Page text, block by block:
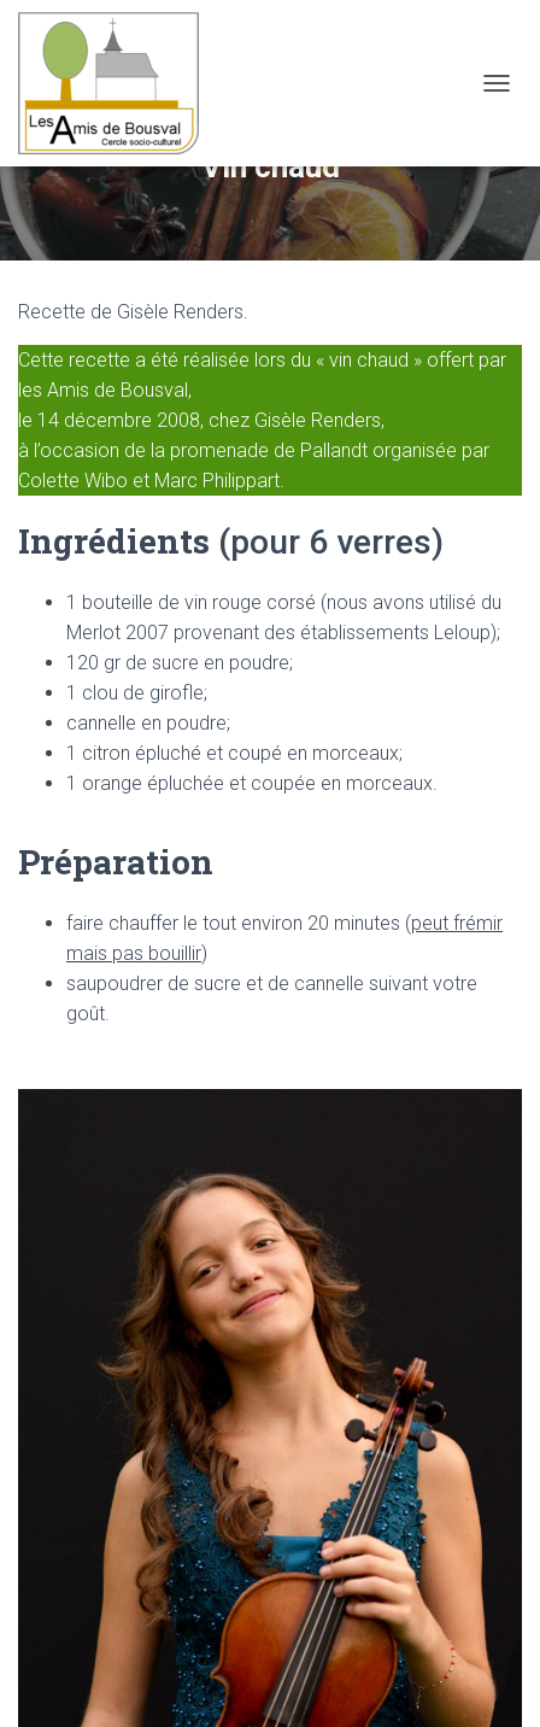
Vin chaud
Recette de Gisèle Renders.
Cette recette a été réalisée lors du « vin chaud » offert par
les Amis de Bousval,
le 14 décembre 2008, chez Gisèle Renders,
à l’occasion de la promenade de Pallandt organisée par
Colette Wibo et Marc Philippart.
Ingrédients (pour 6 verres)
1 bouteille de vin rouge corsé (nous avons utilisé du
Merlot 2007 provenant des établissements Leloup);
120 gr de sucre en poudre;
1 clou de girofle;
cannelle en poudre;
1 citron épluché et coupé en morceaux;
1 orange épluchée et coupée en morceaux.
Préparation
faire chauffer le tout environ 20 minutes (peut frémir
mais pas bouillir)
saupoudrer de sucre et de cannelle suivant votre
goût.